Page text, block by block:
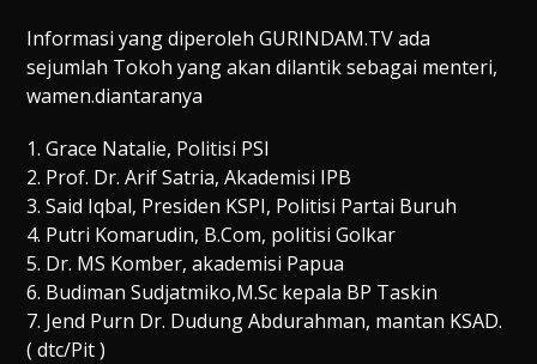
Informasi yang diperoleh GURINDAM.TV ada
sejumlah Tokoh yang akan dilantik sebagai menteri,
wamen.diantaranya
1. Grace Natalie, Politisi PSI
2. Prof. Dr. Arif Satria, Akademisi IPB
3. Said Iqbal, Presiden KSPI, Politisi Partai Buruh
4. Putri Komarudin, B.Com, politisi Golkar
5. Dr. MS Komber, akademisi Papua
6. Budiman Sudjatmiko,M.Sc kepala BP Taskin
7. Jend Purn Dr. Dudung Abdurahman, mantan KSAD.
( dtc/Pit )